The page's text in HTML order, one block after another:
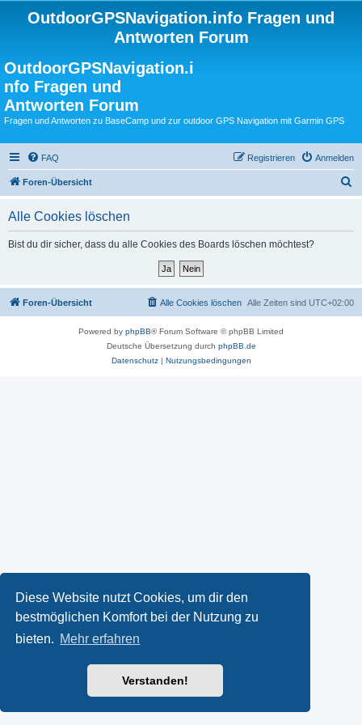
Diese Website nutzt Cookies, um dir den
bestmöglichen Komfort bei der Nutzung zu
bieten. Mehr erfahren
Verstanden!
OutdoorGPSNavigation.info Fragen und
Antworten Forum
OutdoorGPSNavigation.i
nfo Fragen und
Antworten Forum
Fragen und Antworten zu BaseCamp und zur outdoor GPS Navigation mit Garmin GPS
FAQ Anmelden
Registrieren
Foren-Übersicht
Alle Cookies löschen
Bist du dir sicher, dass du alle Cookies des Boards löschen möchtest?
Foren-Übersicht Alle Zeiten sind UTC+02:00
Alle Cookies löschen
Powered by phpBB® Forum Software © phpBB Limited
Deutsche Übersetzung durch phpBB.de
Datenschutz| Nutzungsbedingungen